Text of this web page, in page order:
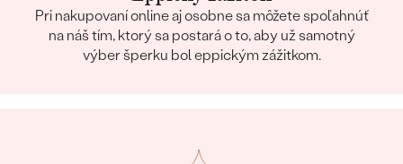
Pri nakupovaní online aj osobne sa môžete spoľahnúť
na náš tím, ktorý sa postará o to, aby už samotný
výber šperku bol eppickým zážitkom.